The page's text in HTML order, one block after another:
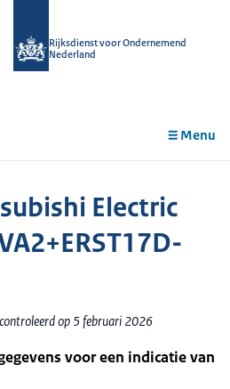
Rijksdienst voor Ondernemend
Nederland
Menu
Electric
op 5 februari 2026
voor een indicatie van